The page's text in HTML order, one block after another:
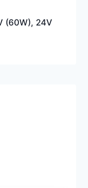
(60W), 24V